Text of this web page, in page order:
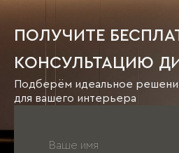
ПОЛУЧИТЕ
КОНСУЛЬТАЦИЮ
Подберём идеальное
для вашего интерьера